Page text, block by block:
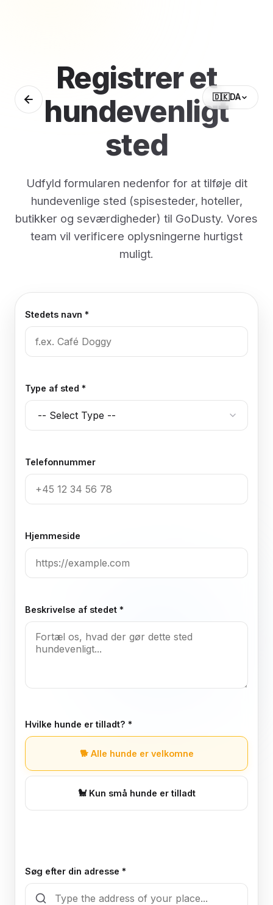
🇩🇰DA
Registrer et
hundevenligt
sted
Udfyld formularen nedenfor for at tilføje dit
hundevenlige sted (spisesteder, hoteller,
butikker og seværdigheder) til GoDusty. Vores
team vil verificere oplysningerne hurtigst
muligt.
Stedets navn *
Type af sted *
Telefonnummer
Hjemmeside
Beskrivelse af stedet *
Hvilke hunde er tilladt? *
🐕Alle hunde er velkomne
🐩Kun små hunde er tilladt
🍽️Ja, der er en hundevenlig restaurant
Søg efter din adresse *